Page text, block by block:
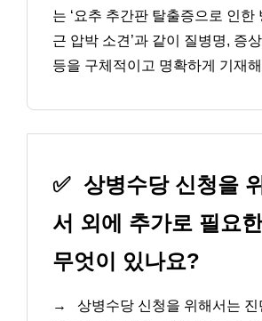
는 ‘요추 추간판 탈출증으로 인한
근 압박 소견’과 같이 질병명, 증
등을 구체적이고 명확하게 기재
✅ 상병수당 신청을
서 외에 추가로 필요
무엇이 있나요?
→
상병수당 신청을 위해서는 진